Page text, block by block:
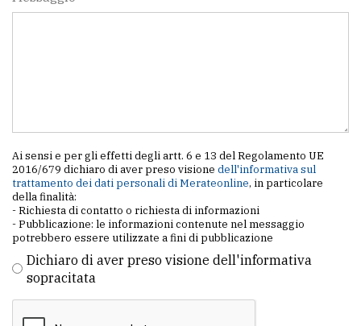
Ai sensi e per gli effetti degli artt. 6 e 13 del Regolamento UE
2016/679 dichiaro di aver preso visione dell'informativa sul
trattamento dei dati personali di Merateonline, in particolare
della finalità:
- Richiesta di contatto o richiesta di informazioni
- Pubblicazione: le informazioni contenute nel messaggio
potrebbero essere utilizzate a fini di pubblicazione
Dichiaro di aver preso visione dell'informativa
sopracitata